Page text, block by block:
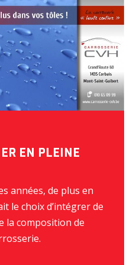
EN PLEINE
années, de plus en
le choix d’intégrer de
la composition de